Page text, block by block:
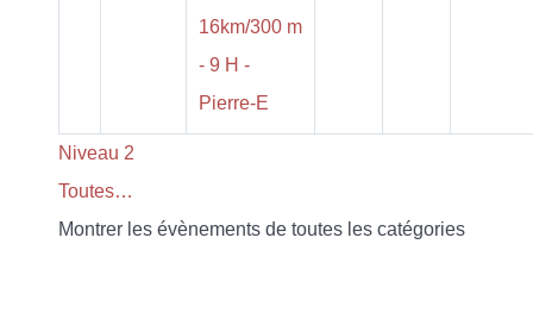
16km/300 m
- 9 H -
Pierre-E
Niveau 2
Toutes…
Montrer les évènements de toutes les catégories